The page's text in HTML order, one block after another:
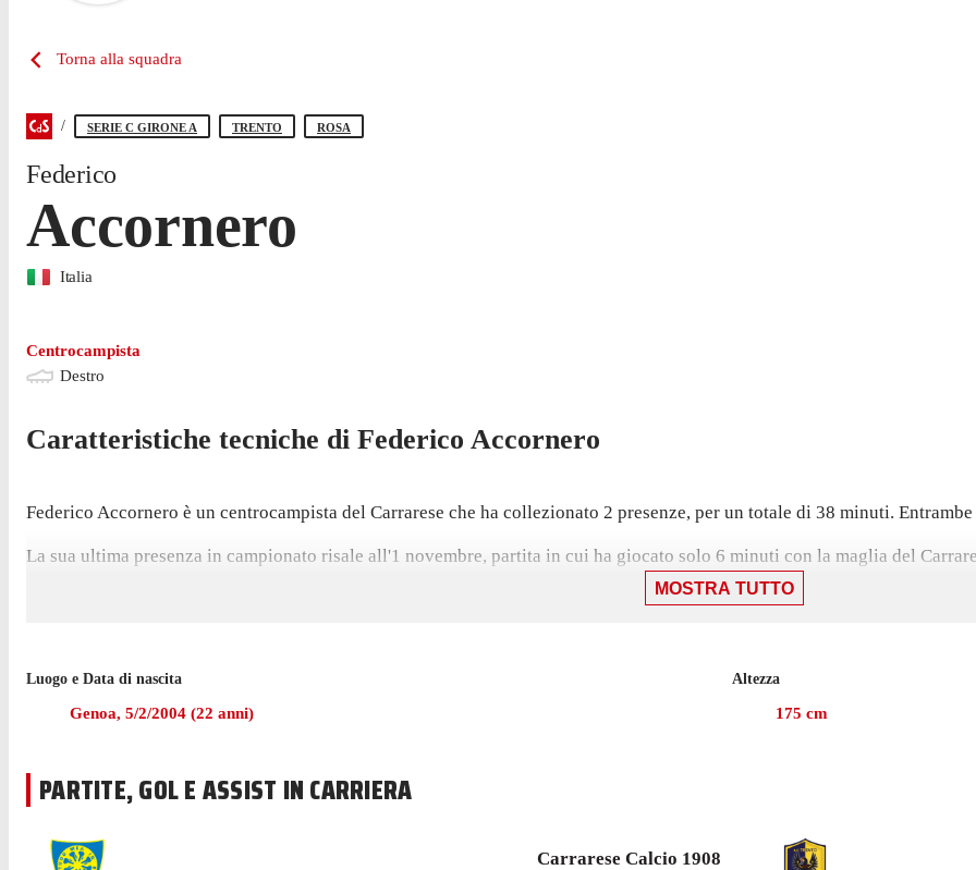
Torna alla squadra
SERIE C GIRONE A TRENTO ROSA
Federico
Accornero
Italia
Centrocampista
Destro
Caratteristiche tecniche di Federico Accornero
Federico Accornero è un centrocampista del Carrarese che ha collezionato 2 presenze, per un totale di 38 minuti.
La sua ultima presenza in campionato risale all'1 novembre, partita in cui ha giocato solo 6 minuti con la maglia del
Accornero ha giocato 18 partite di Serie C e Serie A nell'ultima stagione con il Genoa (1) e Trento (17), gare in cui ha
MOSTRA TUTTO
Luogo e Data di nascita
Genoa, 5/2/2004 (22 anni)
Altezza
175 cm
PARTITE, GOL E ASSIST IN CARRIERA
Carrarese Calcio 1908